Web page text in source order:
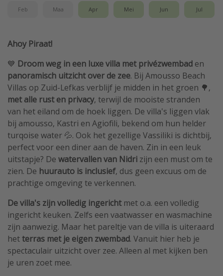
Feb Maa Apr Mei Jun Jul
Ahoy Piraat!
💙 Droom weg in een luxe villa met privézwembad en
panoramisch uitzicht over de zee. Bij Amousso Beach
Villas op Zuid-Lefkas verblijf je midden in het groen 🌳,
met alle rust en privacy, terwijl de mooiste stranden
van het eiland om de hoek liggen. De villa's liggen vlak
bij amousso, Kastri en Agiofili, bekend om hun helder
turqoise water 💦. Ook het gezellige Vassiliki is dichtbij,
perfect voor een diner aan de haven. Zin in een leuk
uitstapje? De watervallen van Nidri zijn een must om te
zien. De huurauto is inclusief, dus geen excuus om de
prachtige omgeving te verkennen.
De villa's zijn volledig ingericht met o.a. een volledig
ingericht keuken. Zelfs een vaatwasser en wasmachine
zijn aanwezig. Maar het pareltje van de villa is uiteraard
hetterras met je eigen zwembad. Vanuit hier heb je
spectaculair uitzicht over zee. Alleen al met kijken ben
je uren zoet mee.